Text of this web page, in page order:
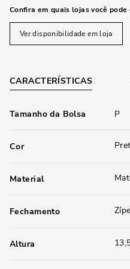
Confira em quais lojas você
Ver disponibilidade em loja
CARACTERÍSTICAS
Tamanho da Bolsa P
Cor
Material
Fechamento
Altura